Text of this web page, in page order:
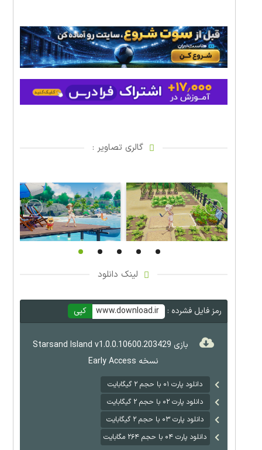
گالری تصاویر :
لینک دانلود
رمز فایل فشرده : www.download.ir کپی
بازی Starsand Island v1.0.0.10600.203429
نسخه Early Access
دانلود پارت ۰۱ با حجم ۲ گیگابایت
دانلود پارت ۰۲ با حجم ۲ گیگابایت
دانلود پارت ۰۳ با حجم ۲ گیگابایت
دانلود پارت ۰۴ با حجم ۲۶۴ مگابایت